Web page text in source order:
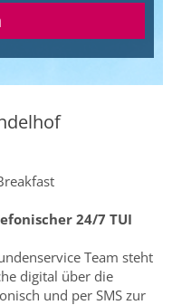
24/7 TUI
Team steht
digital über die
und per SMS zur